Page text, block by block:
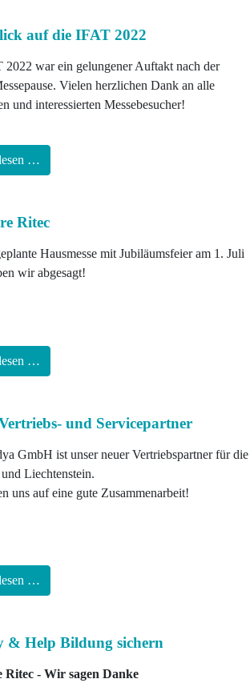
auf die IFAT 2022
2022 war ein gelungener Auftakt nach der
Vielen herzlichen Dank an alle
und interessierten Messebesucher!
…
Ritec
Hausmesse mit Jubiläumsfeier am 1. Juli
wir abgesagt!
…
und Servicepartner
GmbH ist unser neuer Vertriebspartner für die
Liechtenstein.
uns auf eine gute Zusammenarbeit!
…
& Help Bildung sichern
Ritec - Wir sagen Danke